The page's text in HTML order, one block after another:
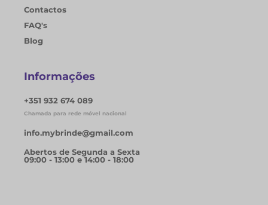
Contactos
FAQ's
Blog
Informações
+351 932 674 089
Chamada para rede móvel nacional
info.mybrinde@gmail.com
Abertos de Segunda a Sexta
09:00 - 13:00 e 14:00 - 18:00